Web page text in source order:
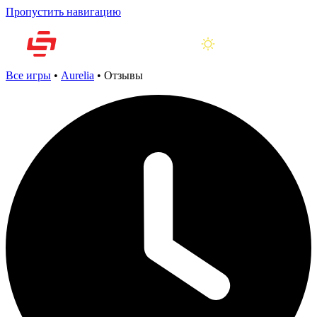
Пропустить навигацию
Все игры • Aurelia • Отзывы